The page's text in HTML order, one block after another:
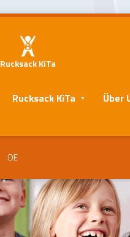
Rucksack KiTa
Rucksack KiTa Über
DE